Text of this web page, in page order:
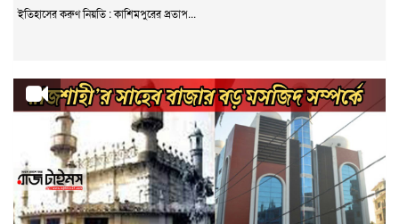
ইতিহাসের করুণ নিয়তি : কাশিমপুরের প্রতাপ...